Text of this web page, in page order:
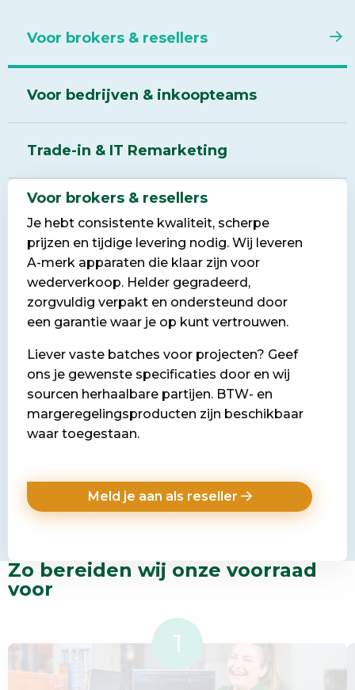
Voor brokers & resellers
Voor bedrijven & inkoopteams
Trade-in & IT Remarketing
Voor brokers & resellers
Je hebt consistente kwaliteit, scherpe
prijzen en tijdige levering nodig. Wij leveren
A-merk apparaten die klaar zijn voor
wederverkoop. Helder gegradeerd,
zorgvuldig verpakt en ondersteund door
een garantie waar je op kunt vertrouwen.
Liever vaste batches voor projecten? Geef
ons je gewenste specificaties door en wij
sourcen herhaalbare partijen. BTW- en
margeregelingsproducten zijn beschikbaar
waar toegestaan.
Meld je aan als reseller
Zo bereiden wij onze voorraad
voor